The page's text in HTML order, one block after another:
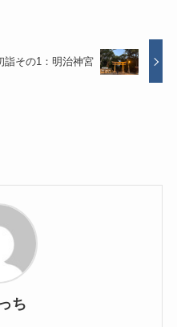
詣その1：明治神宮
ち